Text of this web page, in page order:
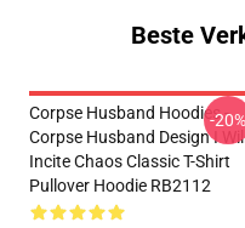
Beste
Corpse Husband Hoodies -
Corpse Husband Design I
Incite Chaos Classic T-Shirt
Pullover Hoodie RB2112
-20%